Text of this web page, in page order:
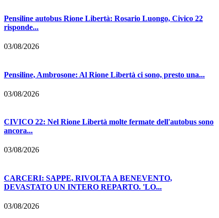
Pensiline autobus Rione Libertà: Rosario Luongo, Civico 22
risponde...
03/08/2026
Pensiline, Ambrosone: Al Rione Libertà ci sono, presto una...
03/08/2026
CIVICO 22: Nel Rione Libertà molte fermate dell'autobus sono
ancora...
03/08/2026
CARCERI: SAPPE, RIVOLTA A BENEVENTO,
DEVASTATO UN INTERO REPARTO. 'LO...
03/08/2026